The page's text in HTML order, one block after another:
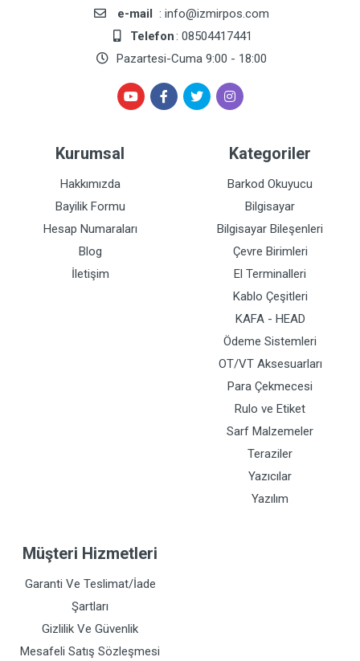
e-mail : info@izmirpos.com
Telefon: 08504417441
Pazartesi-Cuma 9:00 - 18:00
Kurumsal
Hakkımızda
Bayilik Formu
Hesap Numaraları
Blog
İletişim
Kategoriler
Barkod Okuyucu
Bilgisayar
Bilgisayar Bileşenleri
Çevre Birimleri
El Terminalleri
Kablo Çeşitleri
KAFA - HEAD
Ödeme Sistemleri
OT/VT Aksesuarları
Para Çekmecesi
Rulo ve Etiket
Sarf Malzemeler
Teraziler
Yazıcılar
Yazılım
Müşteri Hizmetleri
Garanti Ve Teslimat/İade
Şartları
Gizlilik Ve Güvenlik
Mesafeli Satış Sözleşmesi